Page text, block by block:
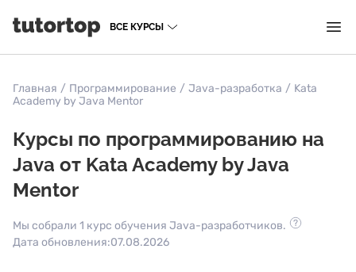
ВСЕ КУРСЫ
Главная / Программирование / Java-разработка / Kata
Academy by Java Mentor
Курсы по программированию на
Java от Kata Academy by Java
Mentor
Мы собрали 1 курс обучения Java-разработчиков.
Дата обновления:07.08.2026